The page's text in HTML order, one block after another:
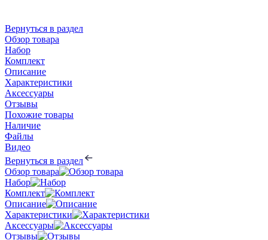
Вернуться в раздел
Обзор товара
Набор
Комплект
Описание
Характеристики
Аксессуары
Отзывы
Похожие товары
Наличие
Файлы
Видео
Вернуться в раздел
Обзор товара
Набор
Комплект
Описание
Характеристики
Аксессуары
Отзывы